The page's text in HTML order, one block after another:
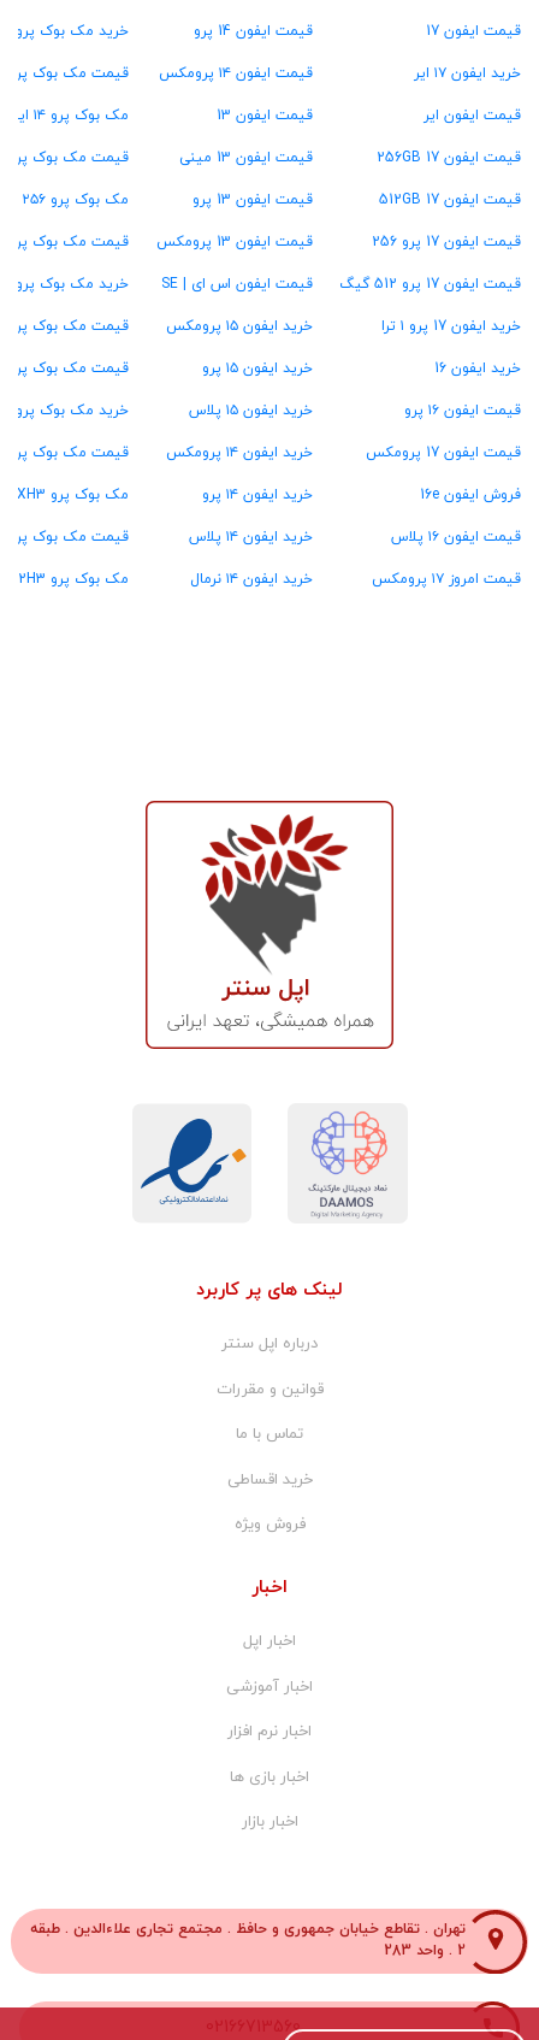
قیمت ایفون 17
خرید ایفون ۱۷ ایر
قیمت ایفون ایر
قیمت ایفون 17 256GB
قیمت ایفون 17 512GB
قیمت ایفون 17 پرو 256
قیمت ایفون 17 پرو 512 گیگ
خرید ایفون 17 پرو ۱ ترا
خرید ایفون 16
قیمت ایفون ۱۶ پرو
قیمت ایفون 17 پرومکس
فروش ایفون 16e
قیمت ایفون ۱۶ پلاس
قیمت امروز ۱۷ پرومکس
قیمت ایفون 14 پرو
قیمت ایفون ۱۴ پرومکس
قیمت ایفون 13
قیمت ایفون 13 مینی
قیمت ایفون 13 پرو
قیمت ایفون 13 پرومکس
قیمت ایفون اس ای | SE
خرید ایفون ۱۵ پرومکس
خرید ایفون ۱۵ پرو
خرید ایفون ۱۵ پلاس
خرید ایفون ۱۴ پرومکس
خرید ایفون ۱۴ پرو
خرید ایفون ۱۴ پلاس
خرید ایفون ۱۴ نرمال
خرید مک بوک پرو M1
قیمت مک بوک پرو ۱۳ اینچ
مک بوک پرو ۱۴ اینچ
قیمت مک بوک پرو ۱۶ اینچ
مک بوک پرو ۲۵۶ گیگ
قیمت مک بوک پرو ۵۱۲ گیگ
خرید مک بوک پرو ۱ ترابایت
قیمت مک بوک پرو ۱۶ گیگ رام
قیمت مک بوک پرو ۲۴ گیگ رام
خرید مک بوک پرو ۳۶ گیگ رام
قیمت مک بوک پرو ۴۸ گیگ رام
مک بوک پرو MXH3
قیمت مک بوک پرو MW2U3
مک بوک پرو MX2H3
لینک های پر کاربرد
درباره اپل سنتر
قوانین و مقررات
تماس با ما
خرید اقساطی
فروش ویژه
اخبار
اخبار اپل
اخبار آموزشی
اخبار نرم افزار
اخبار بازی ها
اخبار بازار
تهران . تقاطع خیابان جمهوری و حافظ . مجتمع تجاری علاءالدین . طبقه
2 . واحد 283
02166713560